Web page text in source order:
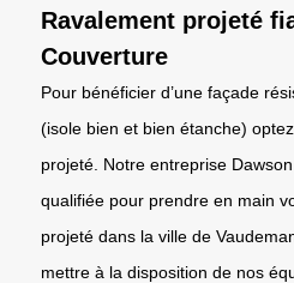
Ravalement projeté
Couverture
Pour bénéficier d’une façade
(isole bien et bien étanche)
projeté. Notre entreprise
qualifiée pour prendre en main
projeté dans la ville de
mettre à la disposition de nos